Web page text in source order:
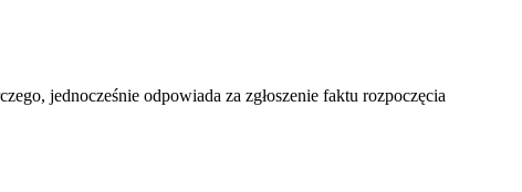
jednocześnie odpowiada za zgłoszenie faktu rozpoczęcia